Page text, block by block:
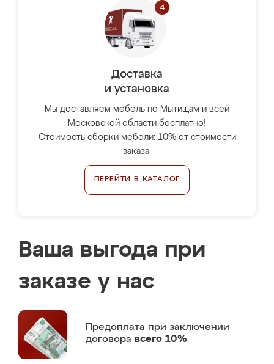
Доставка
и установка
Мы доставляем мебель по Мытищам и всей
Московской области бесплатно!
Стоимость сборки мебели: 10% от стоимости
заказа.
ПЕРЕЙТИ В КАТАЛОГ
Ваша выгода при
заказе у нас
Предоплата при заключении
договора всего 10%